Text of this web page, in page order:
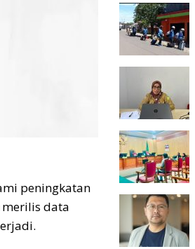
peningkatan
merilis data